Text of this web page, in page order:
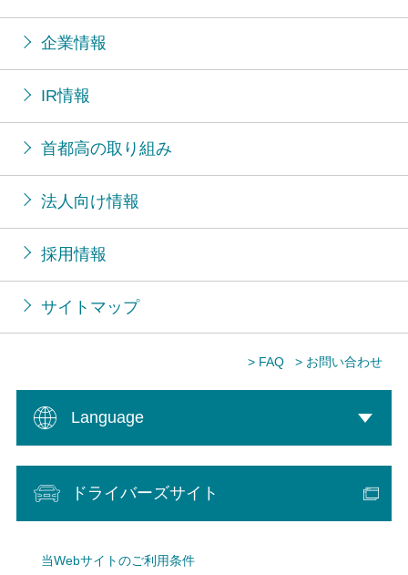
企業情報
IR情報
首都高の取り組み
法人向け情報
採用情報
サイトマップ
> FAQ > お問い合わせ
Language
ドライバーズサイト
当Webサイトのご利用条件